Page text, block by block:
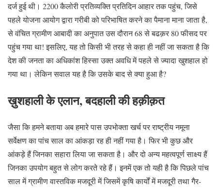
दर्ज हुई थी। 2200 कैलोरी प्रतिव्यक्ति प्रतिदिन आहार तक पहुंच, जिसे
पहले योजना आयोग द्वारा गरीबी को परिभाषित करने का पैमाना माना जाता है,
से वंचित ग्रामीण आबादी का अनुपात उस दौरान 68 से बढक़र 80 फीसद पर
पहुंच गया था! इसलिए, यह तो किसी भी तरह से कहा ही नहीं जा सकता है कि
देश की जनता का अधिकांश हिस्सा उक्त अवधि में पहले से ज्यादा खुशहाल हो
गया था। लेकिन सवाल यह है कि उसके बाद से क्या हुआ है?
ख़ुशहाली के एलान, बदहाली की हक़ीक़त
जैसा कि हमने बताया अब हमारे पास उपभोक्ता खर्च पर राष्ट्रीय नमूना
सर्वेक्षण का पांच साल का आंकड़ा रह ही नहीं गया है। फिर भी कुछ और
आंकड़े हैं जिनका सहारा लिया जा सकता है। और दो अन्य महत्वपूर्ण साक्ष्य हैं
जिनका उपयोग बहुत से लोग करते रहे हैं। इनमें एक तो यही है कि पिछले पांच
साल में ग्रामीण वास्तविक मजदूरी में जिसमें कृषि कार्यों में मजदूरी तथा गैर-